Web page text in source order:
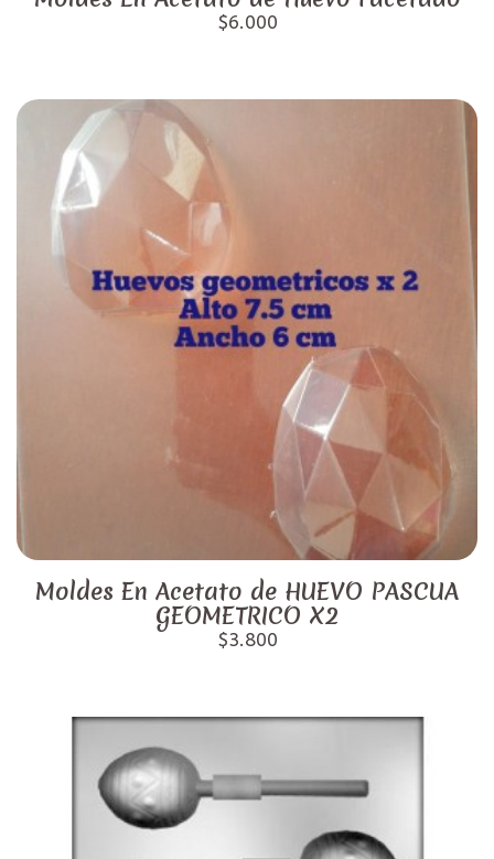
$6.000
Moldes En Acetato de HUEVO PASCUA
GEOMETRICO X2
$3.800